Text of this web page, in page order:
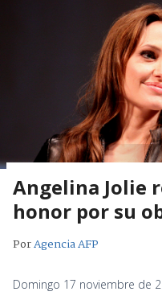
Angelina Jolie
honor por su
PorAgencia AFP
Domingo 17 noviembre de